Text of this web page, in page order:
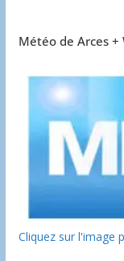
Météo de Arces
Cliquez sur l'image